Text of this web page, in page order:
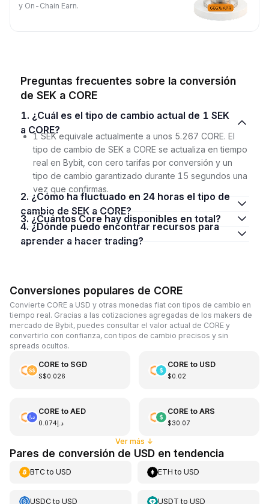
y On-Chain Earn.
Preguntas frecuentes sobre la conversión
de SEK a CORE
1. ¿Cuál es el tipo de cambio actual de 1 SEK
a CORE?
1 SEK equivale actualmente a unos 5.267 CORE. El
tipo de cambio de SEK a CORE se actualiza en tiempo
real en Bybit, con cero tarifas por conversión y un
tipo de cambio garantizado durante 15 segundos una
vez que confirmas.
2. ¿Cómo ha fluctuado en 24 horas el tipo de
cambio de SEK a CORE?
3. ¿Cuántos Core hay disponibles en total?
4. ¿Dónde puedo encontrar recursos para
aprender a hacer trading?
Conversiones populares de CORE
Convierte CORE a USD y otras monedas fiat con tipos de cambio en
tiempo real. Gracias a las cotizaciones agregadas de los makers de
mercado de Bybit, puedes consultar el valor actual de CORE y
convertirlo con confianza, con tipos de cambio precisos y sin
spreads ocultos.
CORE to SGD
S$0.026
CORE to USD
$0.02
CORE to AED
د.إ0.074
CORE to ARS
$30.07
Ver más ↓
Pares de conversión de USD en tendencia
BTCto USD ETH toUSD
USDCto USD USDT toUSD